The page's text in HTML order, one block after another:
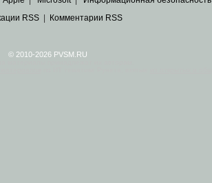
RSS| Комментарии RSS
© 2010-2026 PVSM.RU